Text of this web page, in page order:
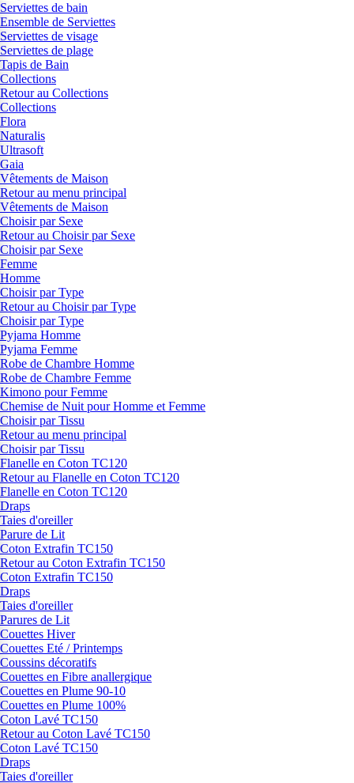
Serviettes de bain
Ensemble de Serviettes
Serviettes de visage
Serviettes de plage
Tapis de Bain
Collections
Retour au Collections
Collections
Flora
Naturalis
Ultrasoft
Gaia
Vêtements de Maison
Retour au menu principal
Vêtements de Maison
Choisir par Sexe
Retour au Choisir par Sexe
Choisir par Sexe
Femme
Homme
Choisir par Type
Retour au Choisir par Type
Choisir par Type
Pyjama Homme
Pyjama Femme
Robe de Chambre Homme
Robe de Chambre Femme
Kimono pour Femme
Chemise de Nuit pour Homme et Femme
Choisir par Tissu
Retour au menu principal
Choisir par Tissu
Flanelle en Coton TC120
Retour au Flanelle en Coton TC120
Flanelle en Coton TC120
Draps
Taies d'oreiller
Parure de Lit
Coton Extrafin TC150
Retour au Coton Extrafin TC150
Coton Extrafin TC150
Draps
Taies d'oreiller
Parures de Lit
Couettes Hiver
Couettes Eté / Printemps
Coussins décoratifs
Couettes en Fibre anallergique
Couettes en Plume 90-10
Couettes en Plume 100%
Coton Lavé TC150
Retour au Coton Lavé TC150
Coton Lavé TC150
Draps
Taies d'oreiller